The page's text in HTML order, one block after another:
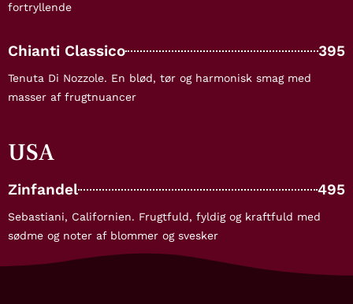
fortryllende
Chianti Classico 395
Tenuta Di Nozzole. En blød, tør og harmonisk smag med
masser af frugtnuancer
USA
Zinfandel 495
Sebastiani, Californien. Frugtfuld, fyldig og kraftfuld med
sødme og noter af blommer og svesker